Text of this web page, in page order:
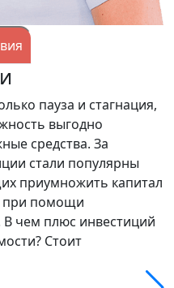
пауза и стагнация,
выгодно
средства. За
стали популярны
приумножить капитал
при помощи
В чем плюс инвестиций
Стоит